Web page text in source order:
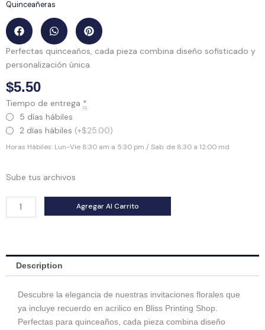
Quinceañeras
Perfectas quinceaños, cada pieza combina diseño sofisticado y
personalización única.
$5.50
Tiempo de entrega *
5 días hábiles
2 días hábiles (+$25.00)
Horas Hábiles: Lun-Vie 8:30 am a 5:30 pm / Sab. de 8:30 a 12:00 md
Sube tus archivos
Invitación
Floral
con
Recuerdo
Agregar Al Carrito
Description
Descubre la elegancia de nuestras invitaciones florales que
ya incluye recuerdo en acrilico en Bliss Printing Shop.
Perfectas para quinceaños, cada pieza combina diseño